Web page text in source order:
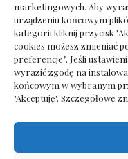
marketingowych. Aby
urządzeniu końcowym
kategorii kliknij przycisk
cookies możesz zmieniać
preferencje”. Jeśli
wyrazić zgodę na
końcowym w wybranym
"Akceptuję". Szczegółowe